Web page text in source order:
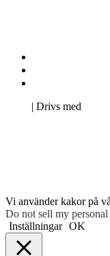
| Drivs med
Vi använder kakor på
Do not sell my
Inställningar OK